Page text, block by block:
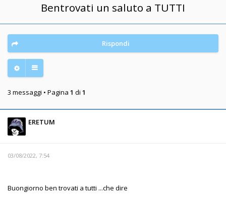
Bentrovati un saluto a TUTTI
Rispondi
3 messaggi • Pagina 1 di 1
ERETUM
03/08/2022, 7:54
Buongiorno ben trovati a tutti ...che dire